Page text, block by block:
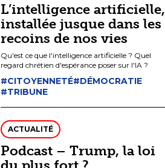
L’intelligence artificielle,
installée jusque dans les
recoins de nos vies
Qu'est ce que l'intelligence artificielle ? Quel
regard chrétien d'espérance poser sur l'IA ?
#CITOYENNETÉ#DÉMOCRATIE
#TRIBUNE
ACTUALITÉ
Podcast – Trump, la loi